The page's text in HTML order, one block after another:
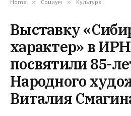
Home » Социум » Культура
Выставку
характер» в
посвятили 85-
Народного
Виталия